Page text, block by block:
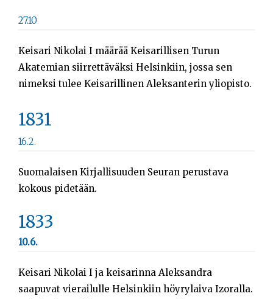
27.10
Keisari Nikolai I määrää Keisarillisen Turun
Akatemian siirrettäväksi Helsinkiin, jossa sen
nimeksi tulee Keisarillinen Aleksanterin yliopisto.
1831
16.2.
Suomalaisen Kirjallisuuden Seuran perustava
kokous pidetään.
1833
10.6.
Keisari Nikolai I ja keisarinna Aleksandra
saapuvat vierailulle Helsinkiin höyrylaiva Izoralla.